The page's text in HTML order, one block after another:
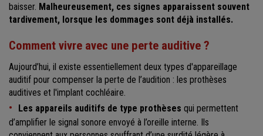
baisser. Malheureusement, ces signes apparaissent souvent
tardivement, lorsque les dommages sont déjà installés.
Comment vivre avec une perte auditive ?
Aujourd’hui, il existe essentiellement deux types d'appareillage
auditif pour compenser la perte de l’audition : les prothèses
auditives et l'implant cochléaire.
Les appareils auditifs de type prothèses qui permettent
d’amplifier le signal sonore envoyé à l’oreille interne. Ils